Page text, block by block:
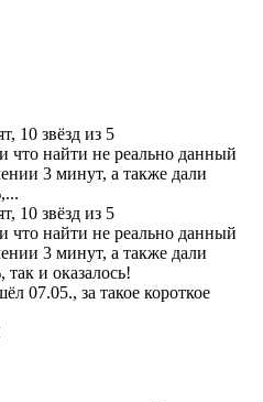
10 звёзд из 5
что найти не реально данный
3 минут, а также дали
10 звёзд из 5
что найти не реально данный
3 минут, а также дали
и оказалось!
07.05., за такое короткое